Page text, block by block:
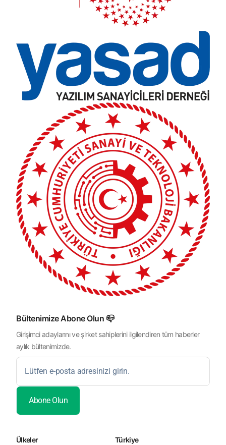
Bültenimize Abone Olun 📪
Girişimci adaylarını ve şirket sahiplerini ilgilendiren tüm haberler
aylık bültenimizde.
Ülkeler Türkiye